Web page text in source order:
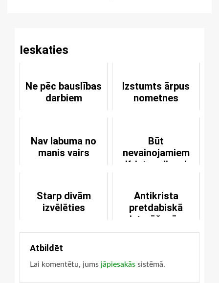
Ieskaties
Ne pēc bauslības
darbiem
Izstumts ārpus
nometnes
Nav labuma no
manis vairs
Būt
nevainojamiem
Kristus dienai
Starp divām
izvēlēties
Antikrista
pretdabiskā
izturēšanās
Atbildēt
Lai komentētu, jums jāpiesakās sistēmā.